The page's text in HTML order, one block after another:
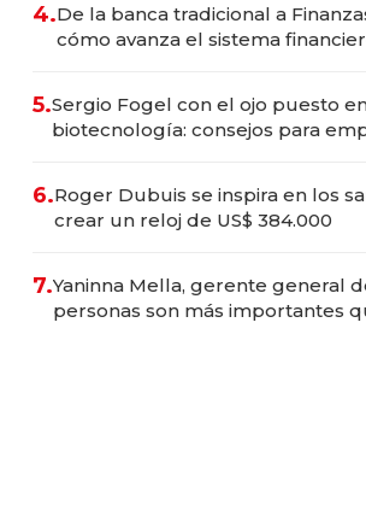
4.De la banca tradicional a
cómo avanza el sistema
5.Sergio Fogel con el ojo puesto
biotecnología: consejos para
6.Roger Dubuis se inspira en los
crear un reloj de US$ 384.000
7.Yaninna Mella, gerente general
personas son más importantes